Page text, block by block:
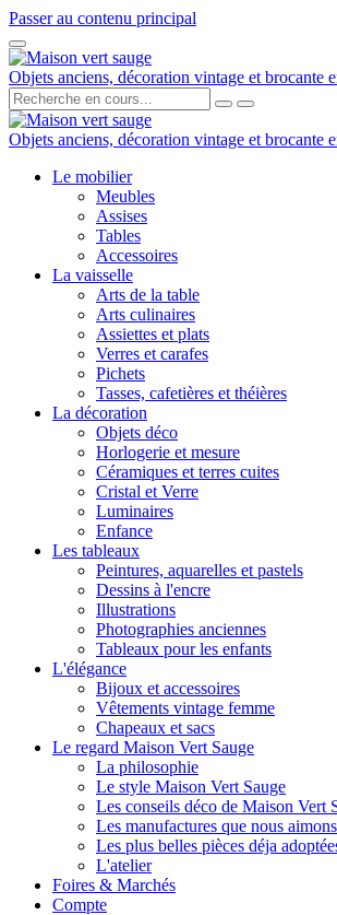
Passer au contenu principal
Objets anciens, décoration vintage et brocante
Objets anciens, décoration vintage et brocante
Le mobilier
Meubles
Assises
Tables
Accessoires
La vaisselle
Arts de la table
Arts culinaires
Assiettes et plats
Verres et carafes
Pichets
Tasses, cafetières et théières
La décoration
Objets déco
Horlogerie et mesure
Céramiques et terres cuites
Cristal et Verre
Luminaires
Enfance
Les tableaux
Peintures, aquarelles et pastels
Dessins à l'encre
Illustrations
Photographies anciennes
Tableaux pour les enfants
L'élégance
Bijoux et accessoires
Vêtements vintage femme
Chapeaux et sacs
Le regard Maison Vert Sauge
La philosophie
Le style Maison Vert Sauge
Les conseils déco de Maison Vert
Les manufactures que nous aimons
Les plus belles pièces déja
L'atelier
Foires & Marchés
Compte